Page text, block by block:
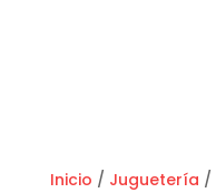
Inicio / Juguetería /